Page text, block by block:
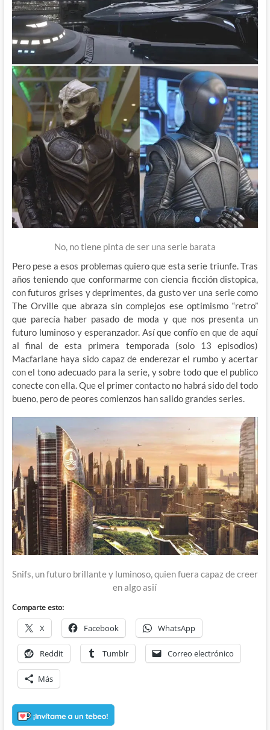
No, no tiene pinta de ser una serie barata
Pero pese a esos problemas quiero que esta serie triunfe. Tras
años teniendo que conformarme con ciencia ficción distopica,
con futuros grises y deprimentes, da gusto ver una serie como
The Orville que abraza sin complejos ese optimismo “retro”
que parecía haber pasado de moda y que nos presenta un
futuro luminoso y esperanzador. Así que confío en que de aquí
al final de esta primera temporada (solo 13 episodios)
Macfarlane haya sido capaz de enderezar el rumbo y acertar
con el tono adecuado para la serie, y sobre todo que el publico
conecte con ella. Que el primer contacto no habrá sido del todo
bueno, pero de peores comienzos han salido grandes series.
Snifs, un futuro brillante y luminoso, quien fuera capaz de creer
en algo asií
Comparte esto:
X Facebook WhatsApp
Reddit Tumblr Correo electrónico
Más